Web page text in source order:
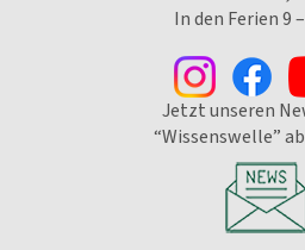
In den Ferien 9
Jetzt unseren
“Wissenswelle”